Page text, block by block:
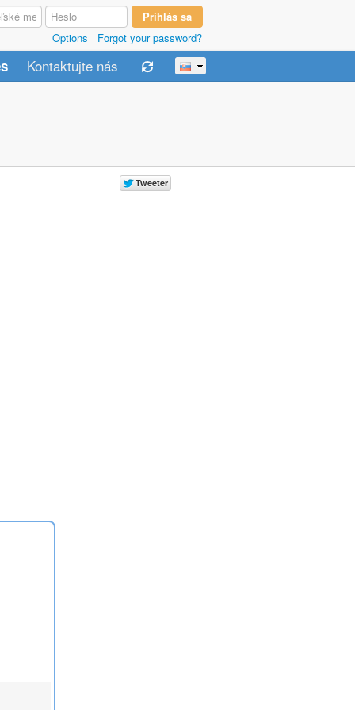
Options Forgot your password?
Kontaktujte nás